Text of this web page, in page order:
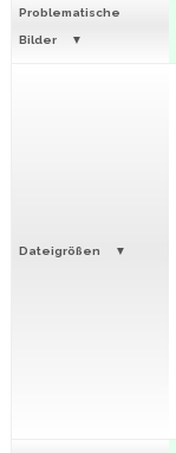
Problematische
Bilder
Dateigrößen